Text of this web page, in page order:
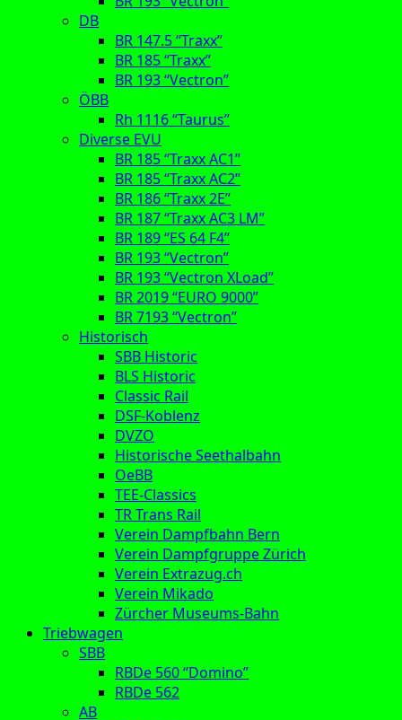
DB
BR 147.5 “Traxx”
BR 185 “Traxx”
BR 193 “Vectron”
ÖBB
Rh 1116 “Taurus”
Diverse EVU
BR 185 “Traxx AC1”
BR 185 “Traxx AC2”
BR 186 “Traxx 2E”
BR 187 “Traxx AC3 LM”
BR 189 “ES 64 F4”
BR 193 “Vectron”
BR 193 “Vectron XLoad”
BR 2019 “EURO 9000”
BR 7193 “Vectron”
Historisch
SBB Historic
BLS Historic
Classic Rail
DSF-Koblenz
DVZO
Historische Seethalbahn
OeBB
TEE-Classics
TR Trans Rail
Verein Dampfbahn Bern
Verein Dampfgruppe Zürich
Verein Extrazug.ch
Verein Mikado
Zürcher Museums-Bahn
Triebwagen
SBB
RBDe 560 “Domino”
RBDe 562
AB